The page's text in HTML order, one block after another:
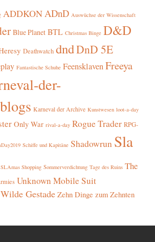
ADDKONADnD Auswüchse der Wissenschaft
Blue Planet BTL Christmas Binge D&D
Deathwatch dndDnD 5E
Fantastische Schuhe FeensklavenFreeya
der-
Karneval der Archive Kunstwesen loot-a-day
Only War rival-a-day Rogue Trader RPG-
Schiffe und Kapitäne Shadowrun Sla
SLAmas Shopping Sommerverdichtung Tage des Ruins The
Unknown Mobile Suit
Wilde Gestade Zehn Dinge zum Zehnten